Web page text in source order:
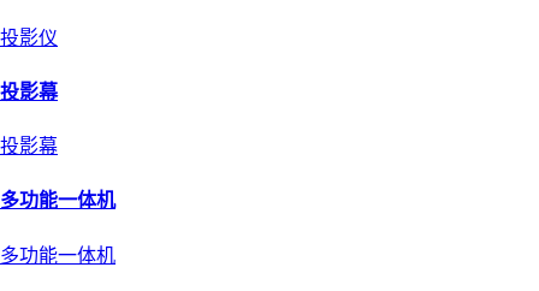
投影仪
投影幕
投影幕
多功能一体机
多功能一体机